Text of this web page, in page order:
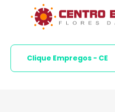
Clique Empregos - CE